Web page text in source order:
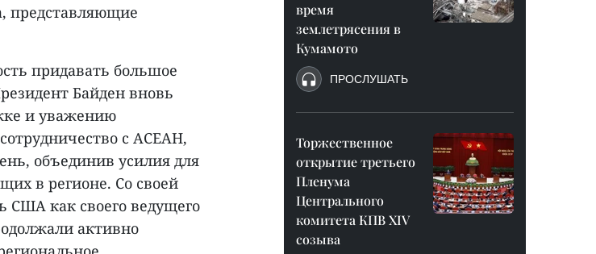
представляющие
придавать большое
Байден вновь
и уважению
с АСЕАН,
объединив усилия для
в регионе. Со своей
США как своего ведущего
активно
время
землетрясения в
Кумамото
ПРОСЛУШАТЬ
Торжественное
открытие третьего
Пленума
Центрального
комитета КПВ XIV
созыва